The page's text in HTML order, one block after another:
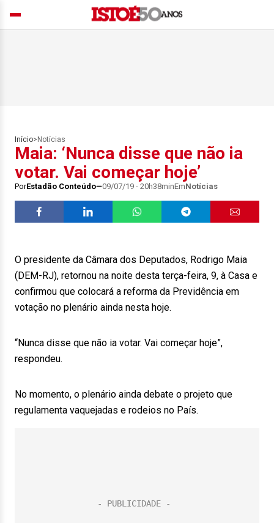
Início> Notícias
Maia: ‘Nunca disse que não ia
votar. Vai começar hoje’
PorEstadão Conteúdo 09/07/19 - 20h38minEmNotícias
O presidente da Câmara dos Deputados, Rodrigo Maia
(DEM-RJ), retornou na noite desta terça-feira, 9, à Casa e
confirmou que colocará a reforma da Previdência em
votação no plenário ainda nesta hoje.
“Nunca disse que não ia votar. Vai começar hoje”,
respondeu.
No momento, o plenário ainda debate o projeto que
regulamenta vaquejadas e rodeios no País.